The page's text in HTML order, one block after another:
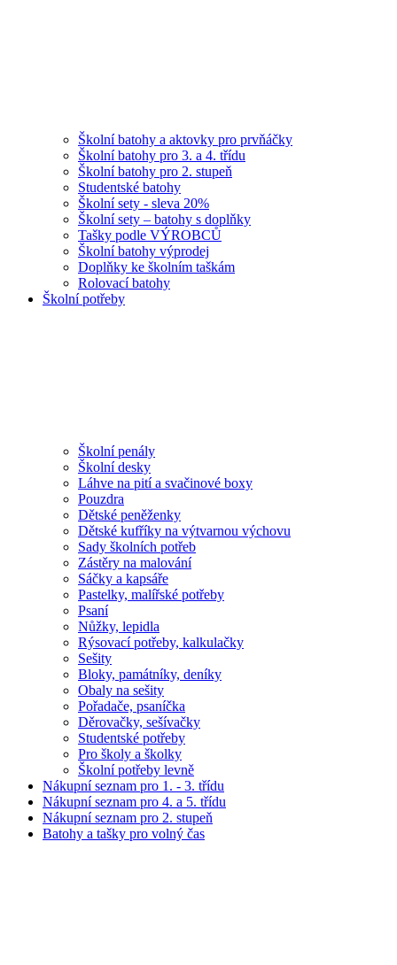
Školní batohy a aktovky pro prvňáčky
Školní batohy pro 3. a 4. třídu
Školní batohy pro 2. stupeň
Studentské batohy
Školní sety - sleva 20%
Školní sety – batohy s doplňky
Tašky podle VÝROBCŮ
Školní batohy výprodej
Doplňky ke školním taškám
Rolovací batohy
Školní potřeby
Školní penály
Školní desky
Láhve na pití a svačinové boxy
Pouzdra
Dětské peněženky
Dětské kufříky na výtvarnou výchovu
Sady školních potřeb
Zástěry na malování
Sáčky a kapsáře
Pastelky, malířské potřeby
Psaní
Nůžky, lepidla
Rýsovací potřeby, kalkulačky
Sešity
Bloky, památníky, deníky
Obaly na sešity
Pořadače, psaníčka
Děrovačky, sešívačky
Studentské potřeby
Pro školy a školky
Školní potřeby levně
Nákupní seznam pro 1. - 3. třídu
Nákupní seznam pro 4. a 5. třídu
Nákupní seznam pro 2. stupeň
Batohy a tašky pro volný čas